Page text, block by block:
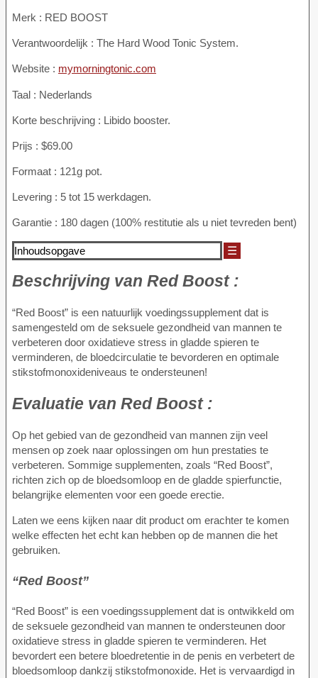
Merk : RED BOOST
Verantwoordelijk : The Hard Wood Tonic System.
Website : mymorningtonic.com
Taal : Nederlands
Korte beschrijving : Libido booster.
Prijs : $69.00
Formaat : 121g pot.
Levering : 5 tot 15 werkdagen.
Garantie : 180 dagen (100% restitutie als u niet tevreden bent)
Inhoudsopgave ☰
Beschrijving van Red Boost :
“Red Boost” is een natuurlijk voedingssupplement dat is
samengesteld om de seksuele gezondheid van mannen te
verbeteren door oxidatieve stress in gladde spieren te
verminderen, de bloedcirculatie te bevorderen en optimale
stikstofmonoxideniveaus te ondersteunen!
Evaluatie van Red Boost :
Op het gebied van de gezondheid van mannen zijn veel
mensen op zoek naar oplossingen om hun prestaties te
verbeteren. Sommige supplementen, zoals “Red Boost”,
richten zich op de bloedsomloop en de gladde spierfunctie,
belangrijke elementen voor een goede erectie.
Laten we eens kijken naar dit product om erachter te komen
welke effecten het echt kan hebben op de mannen die het
gebruiken.
“Red Boost”
“Red Boost” is een voedingssupplement dat is ontwikkeld om
de seksuele gezondheid van mannen te ondersteunen door
oxidatieve stress in gladde spieren te verminderen. Het
bevordert een betere bloedretentie in de penis en verbetert de
bloedsomloop dankzij stikstofmonoxide. Het is vervaardigd in